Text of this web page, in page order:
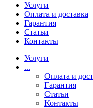
Услуги
Оплата и доставка
Гарантия
Статьи
Контакты
Услуги
...
Оплата и
Гарантия
Статьи
Контакты